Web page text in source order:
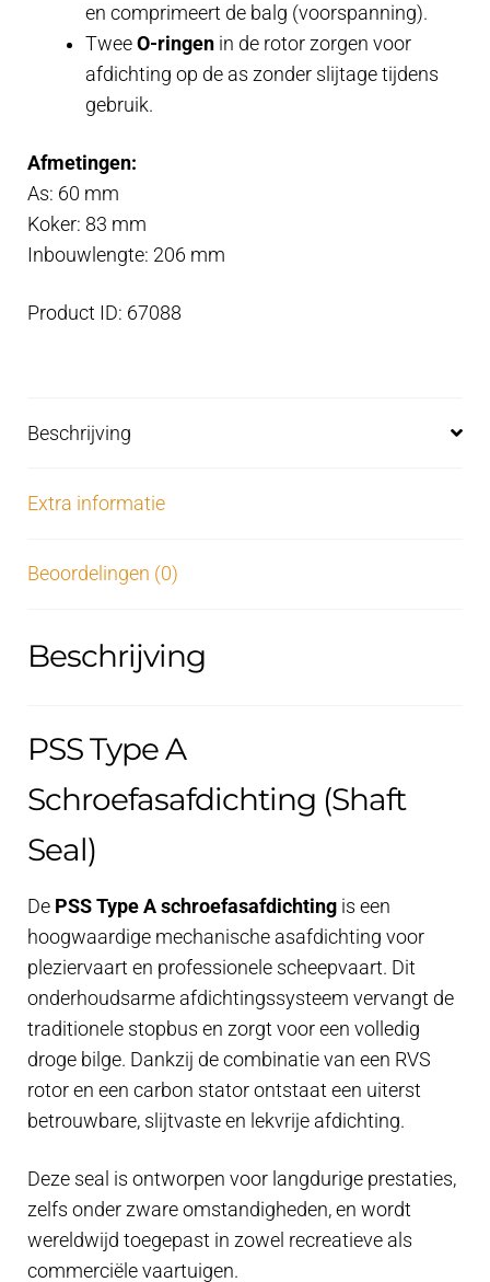
en comprimeert de balg (voorspanning).
Twee O-ringenin de rotor zorgen voor
afdichting op de as zonder slijtage tijdens
gebruik.
Afmetingen:
As: 60 mm
Koker: 83 mm
Inbouwlengte: 206 mm
Product ID: 67088
Beschrijving
Extra informatie
Beoordelingen (0)
Beschrijving
PSS Type A
Schroefasafdichting (Shaft
Seal)
De PSS Type A schroefasafdichtingis een
hoogwaardige mechanische asafdichting voor
pleziervaart en professionele scheepvaart. Dit
onderhoudsarme afdichtingssysteem vervangt de
traditionele stopbus en zorgt voor een volledig
droge bilge. Dankzij de combinatie van een RVS
rotor en een carbon stator ontstaat een uiterst
betrouwbare, slijtvaste en lekvrije afdichting.
Deze seal is ontworpen voor langdurige prestaties,
zelfs onder zware omstandigheden, en wordt
wereldwijd toegepast in zowel recreatieve als
commerciële vaartuigen.